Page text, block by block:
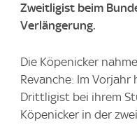
Zweitligist beim
Verlängerung.
Die Köpenicker
Revanche: Im
Drittligist bei ihrem
Köpenicker in der